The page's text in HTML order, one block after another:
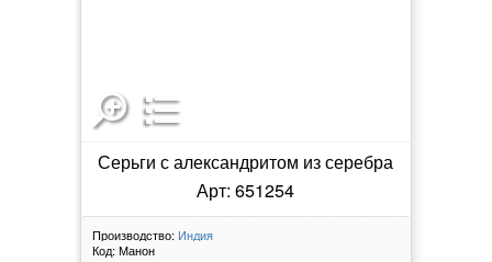
Серьги с александритом из серебра
Арт: 651254
Производство: Индия
Код: Манон